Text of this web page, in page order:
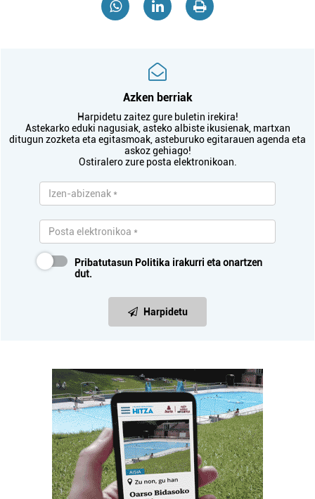
Azken berriak
Harpidetu zaitez gure buletin irekira!
Astekarko eduki nagusiak, asteko albiste ikusienak, martxan
ditugun zozketa eta egitasmoak, asteburuko egitarauen agenda eta
askoz gehiago!
Ostiralero zure posta elektronikoan.
Pribatutasun Politika irakurri eta onartzen
dut.
Harpidetu